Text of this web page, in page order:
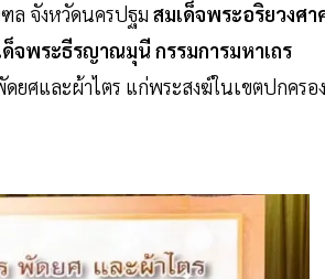
ล จังหวัดนครปฐม สมเด็จพระอริยวงศา
ด็จพระธีรญาณมุนี กรรมการมหาเถร
และผ้าไตร แก่พระสงฆ์ในเขตปกครอง